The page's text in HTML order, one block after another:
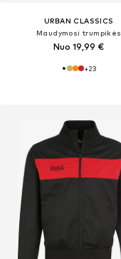
URBAN CLASSICS
Maudymosi trumpikės
Nuo 19,99 €
+23